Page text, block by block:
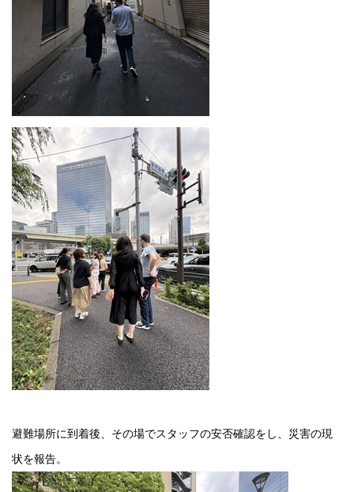
避難場所に到着後、その場でスタッフの安否確認をし、災害の現
状を報告。